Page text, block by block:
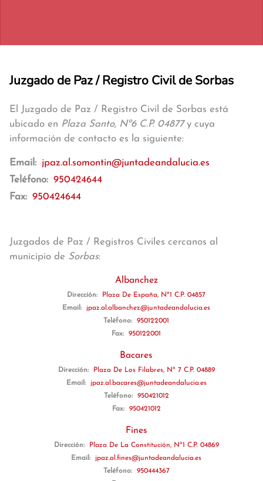
Juzgado de Paz / Registro Civil de Sorbas
El Juzgado de Paz / Registro Civil de Sorbas está
ubicado en Plaza Santo, Nº6 C.P. 04877y cuya
información de contacto es la siguiente:
Email: jpaz.al.somontin@juntadeandalucia.es
Teléfono: 950424644
Fax: 950424644
Juzgados de Paz / Registros Civiles cercanos al
municipio de Sorbas:
Albanchez
Dirección:
Plaza De España, Nº1 C.P. 04857
Email:
jpaz.al.albanchez@juntadeandalucia.es
Teléfono:
950122001
Fax:
950122001
Bacares
Dirección:
Plaza De Los Filabres, Nº 7 C.P. 04889
Email:
jpaz.al.bacares@juntadeandalucia.es
Teléfono:
950421012
Fax:
950421012
Fines
Dirección:
Plaza De La Constitución, Nº1 C.P. 04869
Email:
jpaz.al.fines@juntadeandalucia.es
Teléfono:
950444367